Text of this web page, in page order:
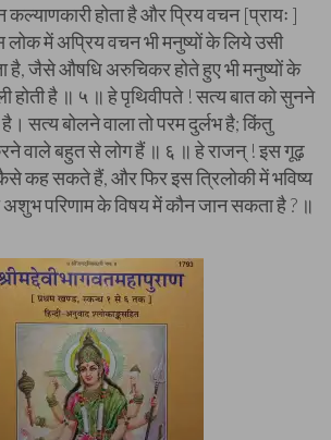
होता है और प्रिय वचन [प्रायः ]
लोक में अप्रिय वचन भी मनुष्यों के लिये उसी
है, जैसे औषधि अरुचिकर होते हुए भी मनुष्यों के
होती है ॥ ५ ॥ हे पृथिवीपते ! सत्य बात को सुनने
सत्य बोलने वाला तो परम दुर्लभ है; किंतु
वाले बहुत से लोग हैं ॥ ६ ॥ हे राजन् ! इस गूढ़
कह सकते हैं, और फिर इस त्रिलोकी में भविष्य
परिणाम के विषय में कौन जान सकता है ? ॥